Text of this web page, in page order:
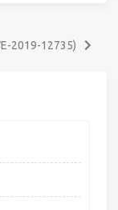
2019-12735)